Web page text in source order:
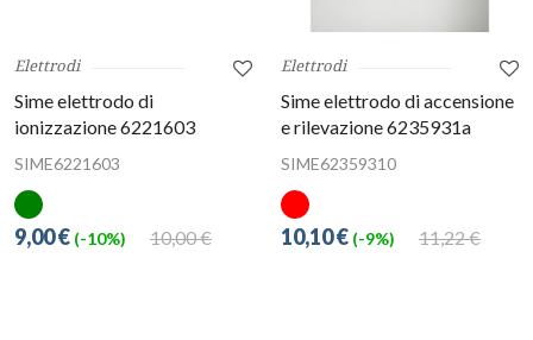
Elettrodi
Sime elettrodo di
ionizzazione 6221603
SIME6221603
10,00 €
9,00 € (-10%)
Elettrodi
Sime elettrodo di accensione
e rilevazione 6235931a
SIME62359310
11,22 €
10,10 € (-9%)